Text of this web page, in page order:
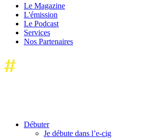
Le Magazine
L'émission
Le Podcast
Services
Nos Partenaires
Débuter
Je débute dans l’e-cig